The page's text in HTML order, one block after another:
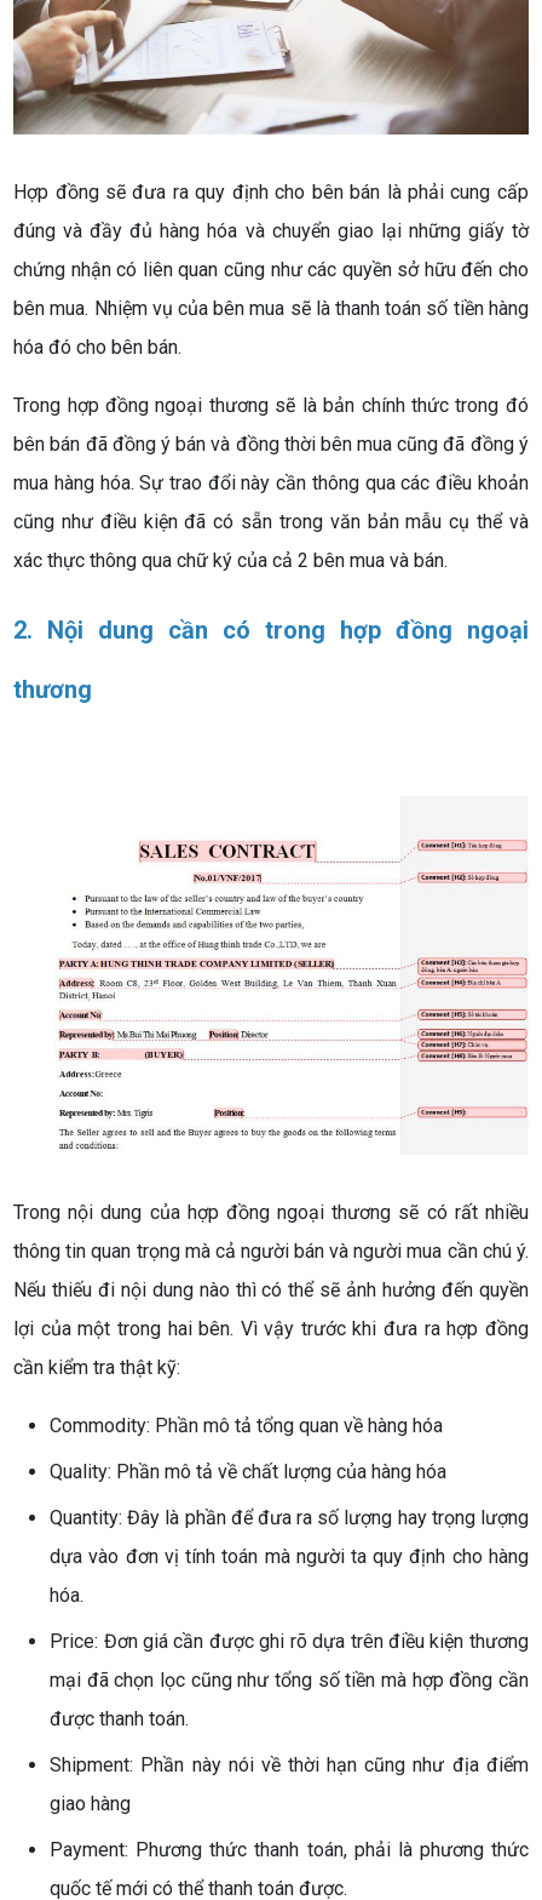
Hợp đồng sẽ đưa ra quy định cho bên bán là phải cung cấp
đúng và đầy đủ hàng hóa và chuyển giao lại những giấy tờ
chứng nhận có liên quan cũng như các quyền sở hữu đến cho
bên mua. Nhiệm vụ của bên mua sẽ là thanh toán số tiền hàng
hóa đó cho bên bán.
Trong hợp đồng ngoại thương sẽ là bản chính thức trong đó
bên bán đã đồng ý bán và đồng thời bên mua cũng đã đồng ý
mua hàng hóa. Sự trao đổi này cần thông qua các điều khoản
cũng như điều kiện đã có sẵn trong văn bản mẫu cụ thể và
xác thực thông qua chữ ký của cả 2 bên mua và bán.
2. Nội dung cần có trong hợp đồng ngoại
thương
Trong nội dung của hợp đồng ngoại thương sẽ có rất nhiều
thông tin quan trọng mà cả người bán và người mua cần chú ý.
Nếu thiếu đi nội dung nào thì có thể sẽ ảnh hưởng đến quyền
lợi của một trong hai bên. Vì vậy trước khi đưa ra hợp đồng
cần kiểm tra thật kỹ:
Commodity: Phần mô tả tổng quan về hàng hóa
Quality: Phần mô tả về chất lượng của hàng hóa
Quantity: Đây là phần để đưa ra số lượng hay trọng lượng
dựa vào đơn vị tính toán mà người ta quy định cho hàng
hóa.
Price: Đơn giá cần được ghi rõ dựa trên điều kiện thương
mại đã chọn lọc cũng như tổng số tiền mà hợp đồng cần
được thanh toán.
Shipment: Phần này nói về thời hạn cũng như địa điểm
giao hàng
Payment: Phương thức thanh toán, phải là phương thức
quốc tế mới có thể thanh toán được.